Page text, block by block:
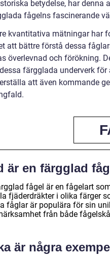
betydelse, har denna
fågelns fascinerande
kvantitativa mätningar har
att bättre förstå dessa
överlevnad och förökning.
färgglada underverk
att även kommande
är en färgglad
fågel är en fågelart
fjäderdräkter i olika färger
fåglar är populära för sin
från både
är några